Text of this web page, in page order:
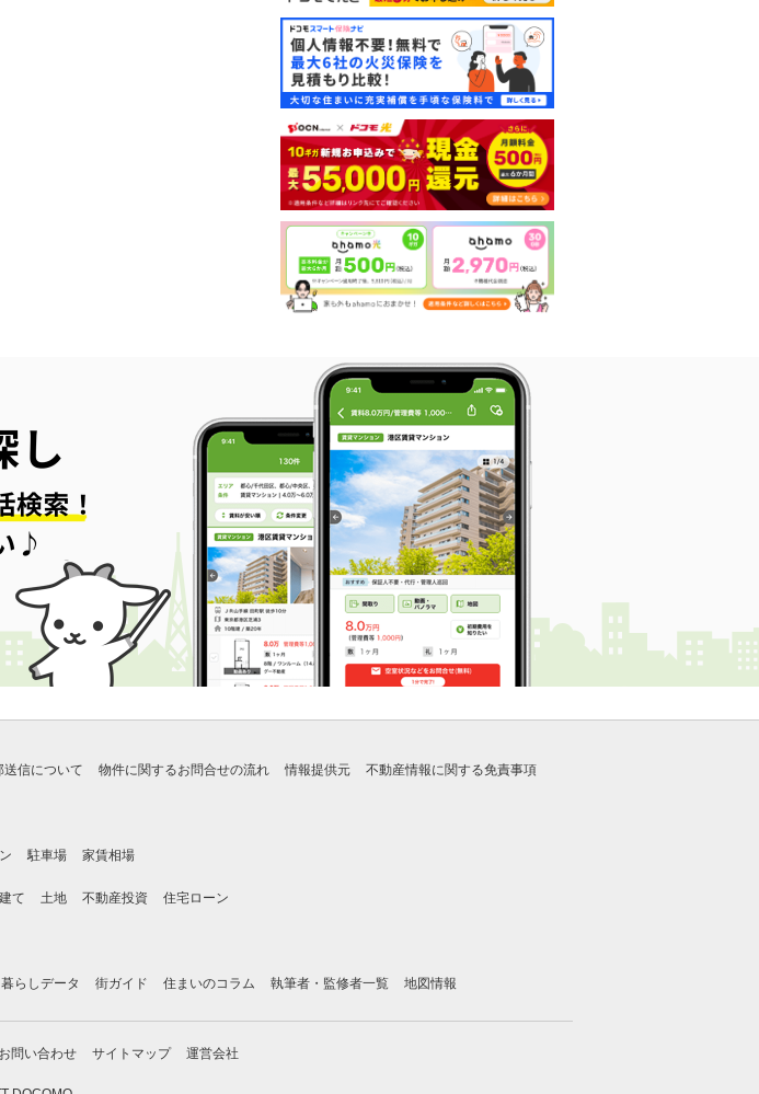
信について 物件に関するお問合せの流れ 情報提供元 不動産情報に関する免責事項
駐車場 家賃相場
て 土地 不動産投資 住宅ローン
暮らしデータ 街ガイド 住まいのコラム 執筆者・監修者一覧 地図情報
お問い合わせ サイトマップ 運営会社